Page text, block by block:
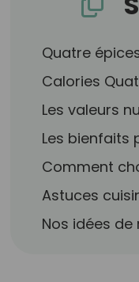
Quatre
Calories
Les valeurs
Les bienfaits
Comment
Astuces
Nos idées